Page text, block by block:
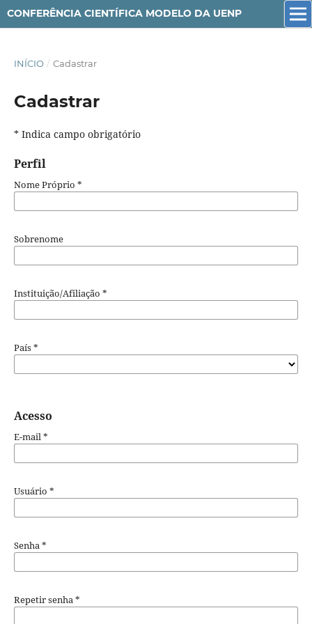
CONFERÊNCIA CIENTÍFICA MODELO DA UENP
INÍCIO / Cadastrar
Cadastrar
* Indica campo obrigatório
Perfil
Nome Próprio *
Sobrenome
Instituição/Afiliação *
País*
Acesso
E-mail*
Usuário *
Senha*
Repetir senha*